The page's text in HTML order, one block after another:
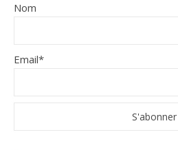
Nom
Email*